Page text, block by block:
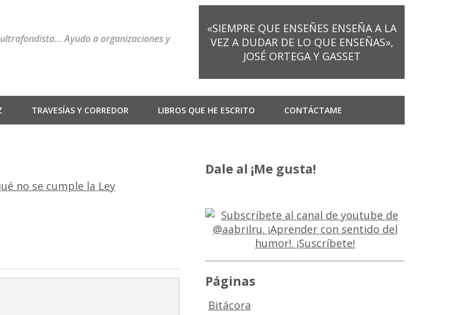
Ayudo a organizaciones y
«SIEMPRE QUE ENSEÑES ENSEÑA A LA
VEZ A DUDAR DE LO QUE ENSEÑAS»,
JOSÉ ORTEGA Y GASSET
TRAVESÍAS Y CORREDOR LIBROS QUE HE ESCRITO CONTÁCTAME
no se cumple la Ley
Dale al ¡Me gusta!
Páginas
Bitácora